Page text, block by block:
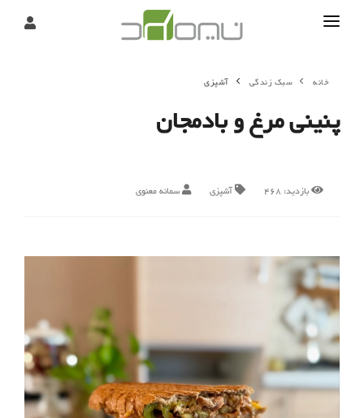
درباره
تحریریه
خانه سبک زندگی آشپزی
پنینی مرغ و بادمجان
بازدید:468 آشپزی سمانه معنوی